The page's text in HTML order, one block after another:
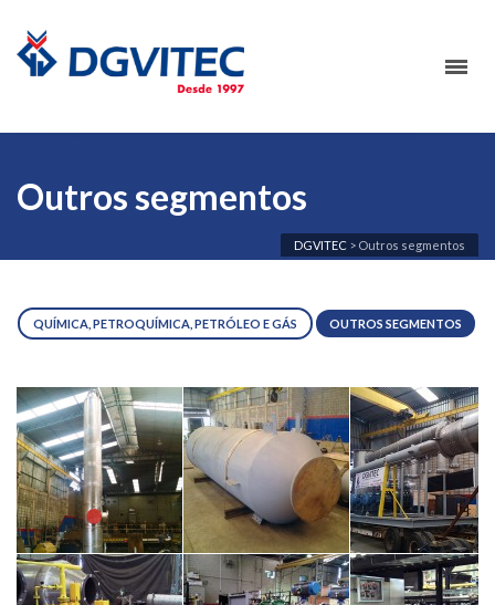
Outros segmentos
DGVITEC > Outros segmentos
QUÍMICA, PETROQUÍMICA, PETRÓLEO E GÁS OUTROS SEGMENTOS
Vaso de
pressão em
aço inox SX
Outros Segmentos •
Vaso de Pressão
Selo
molecular
Outros Segmentos •
Vaso de Pressão
Vapor
Combustion
System
(Brazil)
Outros Segmentos
Spool / Skid /